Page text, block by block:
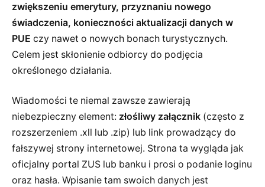
zwiększeniu emerytury, przyznaniu nowego
świadczenia, konieczności aktualizacji danych w
PUE czy nawet o nowych bonach turystycznych.
Celem jest skłonienie odbiorcy do podjęcia
określonego działania.
Wiadomości te niemal zawsze zawierają
niebezpieczny element: złośliwy załącznik (często z
rozszerzeniem .xll lub .zip) lub link prowadzący do
fałszywej strony internetowej. Strona ta wygląda jak
oficjalny portal ZUS lub banku i prosi o podanie loginu
oraz hasła. Wpisanie tam swoich danych jest